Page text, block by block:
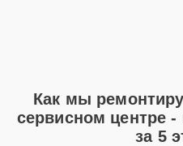
Как мы
сервисном центре
за 5